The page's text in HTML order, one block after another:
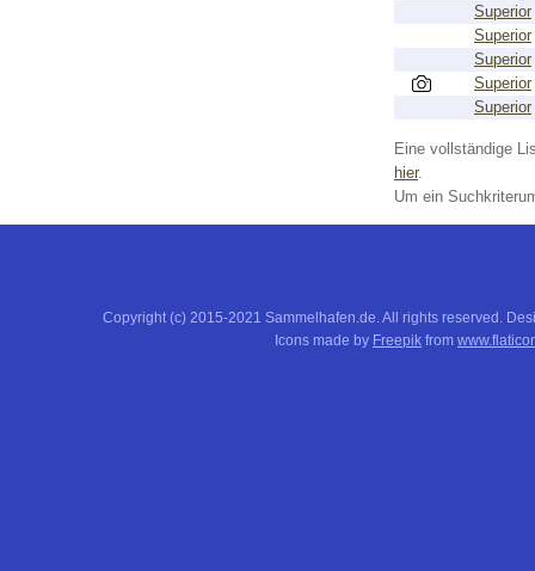
Superior
Superior
Superior
Superior
Superior
Eine vollständige
hier.
Um ein
Copyright (c) 2015-2021 Sammelhafen.de. All rights reserved.
Icons made by Freepik from